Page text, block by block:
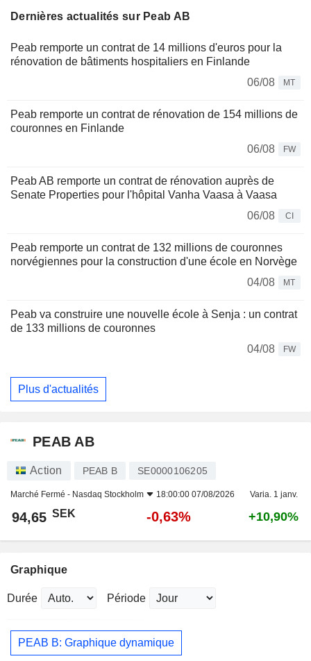
Dernières actualités sur Peab AB
Peab remporte un contrat de 14 millions d'euros pour la
rénovation de bâtiments hospitaliers en Finlande
06/08
MT
Peab remporte un contrat de rénovation de 154 millions de
couronnes en Finlande
06/08
FW
Peab AB remporte un contrat de rénovation auprès de
Senate Properties pour l'hôpital Vanha Vaasa à Vaasa
06/08
CI
Peab remporte un contrat de 132 millions de couronnes
norvégiennes pour la construction d'une école en Norvège
04/08
MT
Peab va construire une nouvelle école à Senja : un contrat
de 133 millions de couronnes
04/08
FW
Plus d'actualités
PEAB AB
Action PEAB B SE0000106205
Marché Fermé - Nasdaq Stockholm 18:00:00 07/08/2026 Varia. 1 janv.
94,65 SEK -0,63% +10,90%
Graphique
Durée Période
PEAB B: Graphique dynamique